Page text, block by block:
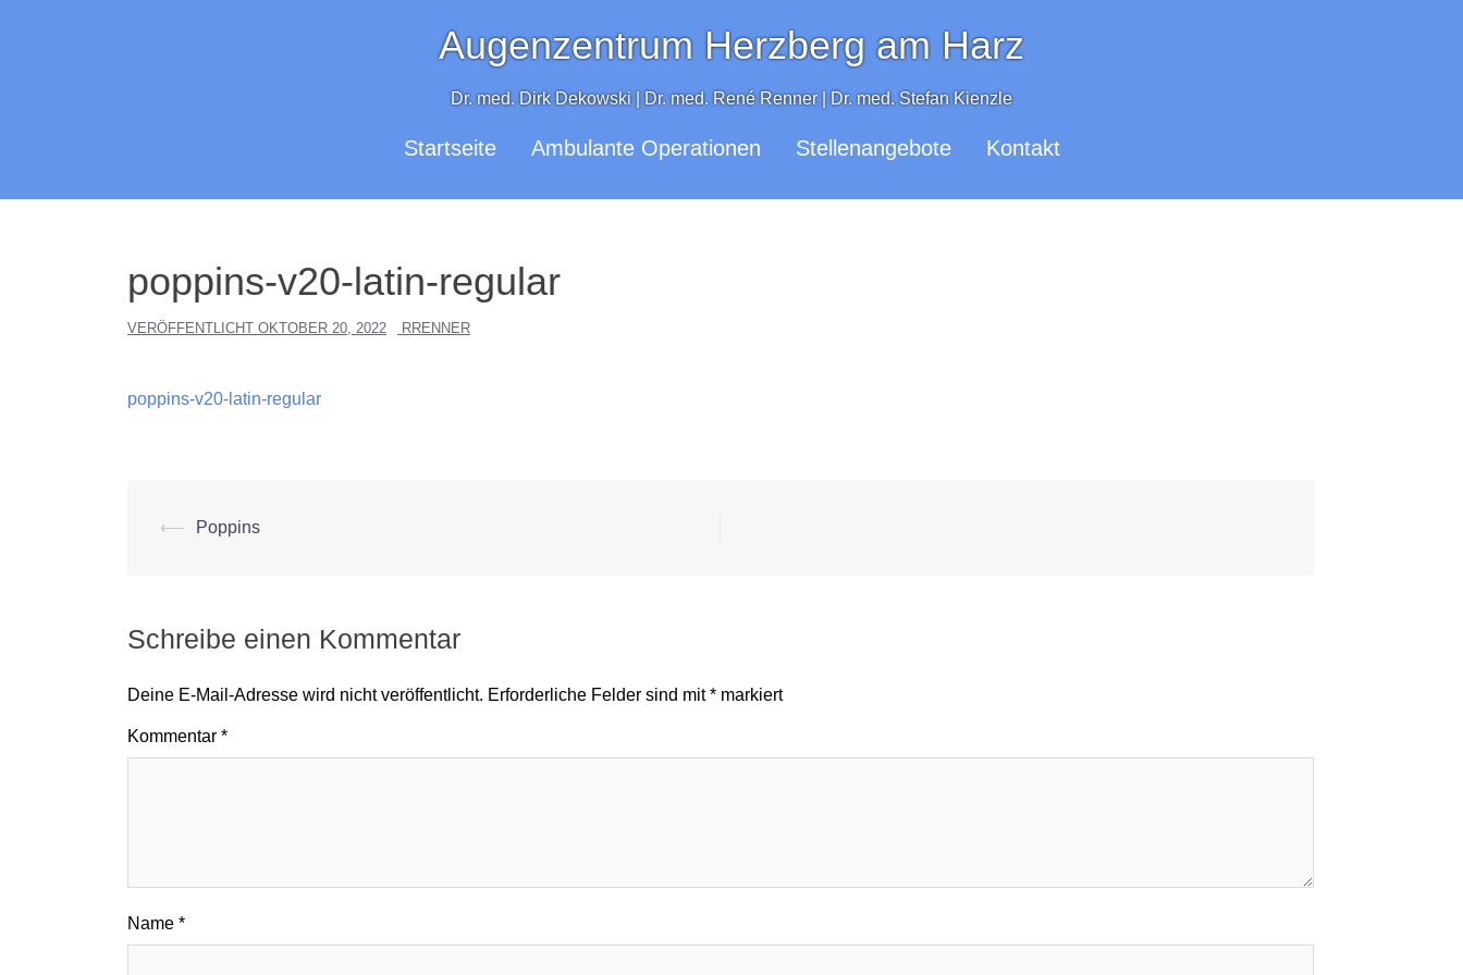
Augenzentrum Herzberg am Harz
Dr. med. Dirk Dekowski | Dr. med. René Renner | Dr. med. Stefan Kienzle
Startseite Ambulante Operationen Stellenangebote Kontakt
poppins-v20-latin-regular
VERÖFFENTLICHT OKTOBER 20, 2022 RRENNER
poppins-v20-latin-regular
Beitrags-
⟵ Poppins
Schreibe einen Kommentar
Deine E-Mail-Adresse wird nicht veröffentlicht. Erforderliche Felder sind mit* markiert
Kommentar *
Name *